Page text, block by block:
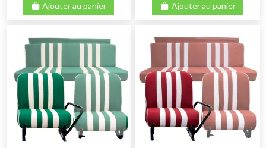
Ajouter au panier Ajouter au panier